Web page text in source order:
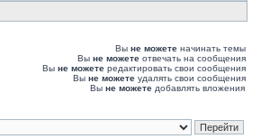
Вы не можете начинать темы
Вы не можете отвечать на сообщения
Вы не можете редактировать свои сообщения
Вы не можете удалять свои сообщения
Вы не можете добавлять вложения